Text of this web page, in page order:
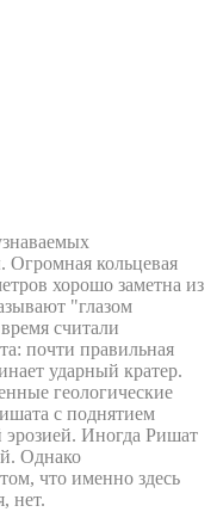
Огромная кольцевая
хорошо заметна из
"глазом
считали
почти правильная
ударный кратер.
геологические
с поднятием
Иногда Ришат
Однако
что именно здесь
нет.